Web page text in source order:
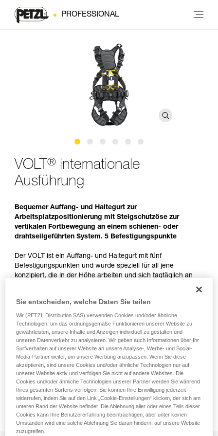
PROFESSIONAL
VOLT ® internationale
Ausführung
Bequemer Auffang- und Haltegurt zur
Arbeitsplatzpositionierung mit Steigschutzöse zur
vertikalen Fortbewegung an einem schienen- oder
drahtseilgeführten System. 5 Befestigungspunkte
Der VOLT ist ein Auffang- und Haltegurt mit fünf
Befestigungspunkten und wurde speziell für all jene
konzipiert, die in der Höhe arbeiten und sich tagtäglich an
Masten oder Metallstrukturen fortbewegen. Er lässt sich mit
FAST-Schnallen einfach anbringen. Das Einstellen geht mit
den selbstverriegelnden DOUBLEBACK-Schnallen
besonders schnell. Die angenehme Bauweise sorgt für den
nötigen Komfort, eine optimale Anpassung und die richtige
Arbeitsplatzpositionierung bei der Höhenarbeit. Die ventrale
LADDER CLIMB-Steigschutzöse ermöglicht das Befestigen
eines Läufers für eine einfache und bequeme Fortbewegung
an einem schienen- oder drahtseilgeführten System. Dank
der Materialschlaufen und Befestigungsmöglichkeiten für
Gerätehalter können Sie die gesamte Ausrüstung, die Sie für
Ihre Einsätze benötigen, übersichtlich organisieren und
transportieren.
Sie entscheiden, welche Daten Sie teilen
Wir (PETZL Distribution SAS) verwenden Cookies und/oder ähnliche
Technologien, um das ordnungsgemäße Funktionieren unserer Website zu
gewährleisten, unsere Inhalte und Anzeigen individuell zu gestalten und
unseren Datenverkehr zu analysieren. Wir geben auch Informationen über Ihr
Surfverhalten auf unserer Website an unsere Analyse-, Werbe- und Social-
Media-Partner weiter, um unsere Werbung anzupassen. Wenn Sie diese
akzeptieren, sind unsere Cookies und/oder ähnliche Technologien nur auf
unserer Website aktiv und verfolgen Sie nicht auf andere Websites. Die
Cookies und/oder ähnliche Technologien unserer Partner werden Sie während
Ihres gesamten Surfens verfolgen. Sie können Ihre Einwilligung jederzeit
widerrufen, indem Sie auf den Link „Cookie-Einstellungen“ klicken, der sich am
unteren Rand der Website befindet. Die Ablehnung aller oder eines Teils dieser
Cookies kann Ihre Benutzererfahrung beeinträchtigen, aber unter keinen
Umständen wird eine solche Ablehnung Sie daran hindern, auf unsere Website
zuzugreifen.